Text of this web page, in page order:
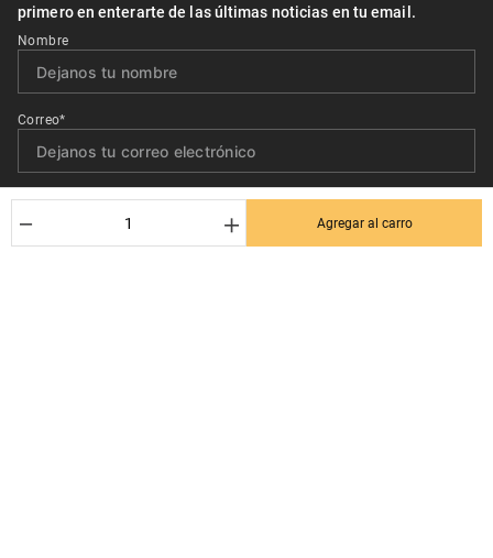
＋
－ Agregar al carro
primero en enterarte de las últimas noticias en tu email.
Nombre
Correo*
Quiero recibir el newsletter con promociones.